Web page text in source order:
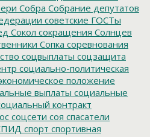
Собра Собрание депутатов
советские ГОСТы
Сокол сокращения Солнцев
Сопка соревнования
соцвыплаты соцзащита
социально-политическая
положение
выплаты социальные
контракт
соцсети соя спасатели
спорт спортивная